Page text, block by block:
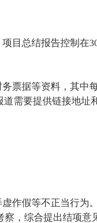
目总结报告控制在
票据等资料，其中
需要提供链接地址
作假等不正当行为
，综合提出结项意